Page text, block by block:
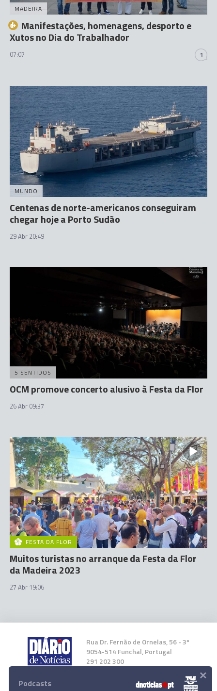
MADEIRA
Manifestações, homenagens, desporto e
Xutos no Dia do Trabalhador
07:07 1
MUNDO
Centenas de norte-americanos conseguiram
chegar hoje a Porto Sudão
29 Abr 20:49
5 SENTIDOS
OCM promove concerto alusivo à Festa da Flor
26 Abr 09:37
FESTA DA FLOR
Muitos turistas no arranque da Festa da Flor
da Madeira 2023
27 Abr 19:06
Rua Dr. Fernão de Ornelas, 56 - 3º
9054-514 Funchal, Portugal
291 202 300
Instale a nossa App
Podcasts ×